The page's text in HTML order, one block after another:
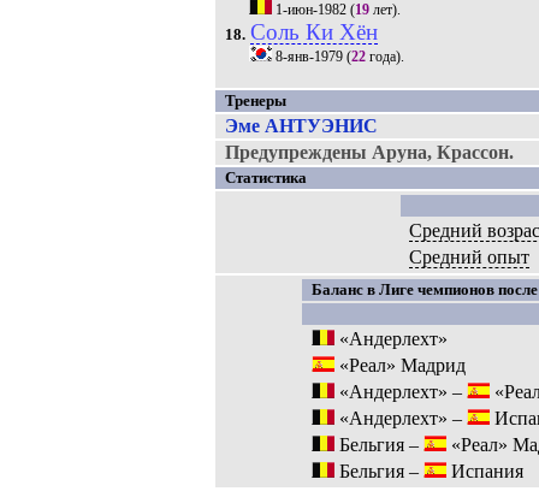
1-июн-1982(19лет).
18. Соль Ки Хён
8-янв-1979(22года).
Тренеры
Эме АНТУЭНИС
Предупреждены Аруна, Крассон.
Статистика
Средний
Средний опыт
Баланс в Лиге чемпионов
«Андерлехт»
«Реал» Мадрид
«Андерлехт» –
«Андерлехт» –
Бельгия –
«Реал»
Бельгия –
Испания